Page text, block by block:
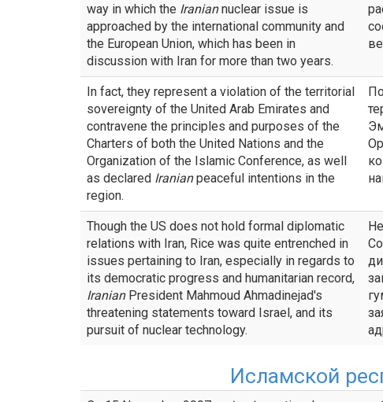
way in which the Iraniannuclear issue is
approached by the international community and
the European Union, which has been in
discussion with Iran for more than two years.
In fact, they represent a violation of the territorial
sovereignty of the United Arab Emirates and
contravene the principles and purposes of the
Charters of both the United Nations and the
Organization of the Islamic Conference, as well
as declared Iranianpeaceful intentions in the
region.
Though the US does not hold formal diplomatic
relations with Iran, Rice was quite entrenched in
issues pertaining to Iran, especially in regards to
its democratic progress and humanitarian record,
IranianPresident Mahmoud Ahmadinejad's
threatening statements toward Israel, and its
pursuit of nuclear technology.
Исламской